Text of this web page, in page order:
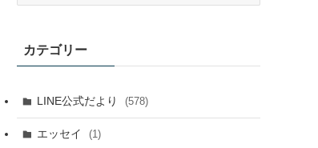
ブカテゴリー
LINE公式だより (578)
エッセイ (1)